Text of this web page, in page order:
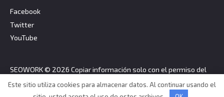
Facebook
Twitter
YouTube
SEOWORK © 2026 Copiar información solo con el permiso del
Este sitio utiliza cookies para almacenar datos. Al continuar usando el